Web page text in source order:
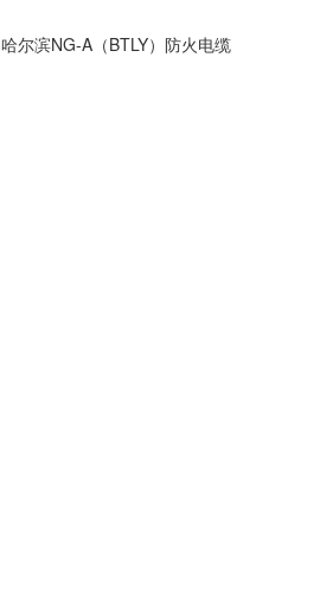
哈尔滨NG-A（BTLY）防火电缆